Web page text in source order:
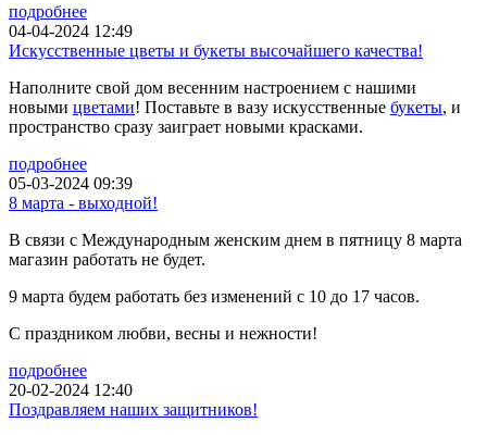
подробнее
04-04-2024 12:49
Искусственные цветы и букеты высочайшего качества!
Наполните свой дом весенним настроением с нашими
новыми цветами! Поставьте в вазу искусственные букеты, и
пространство сразу заиграет новыми красками.
подробнее
05-03-2024 09:39
8 марта - выходной!
В связи с Международным женским днем в пятницу 8 марта
магазин работать не будет.
9 марта будем работать без изменений с 10 до 17 часов.
С праздником любви, весны и нежности!
подробнее
20-02-2024 12:40
Поздравляем наших защитников!